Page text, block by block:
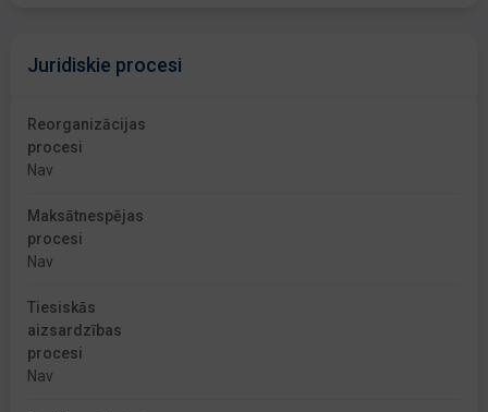
Juridiskie procesi
Reorganizācijas
procesi
Nav
Maksātnespējas
procesi
Nav
Tiesiskās
aizsardzības
procesi
Nav